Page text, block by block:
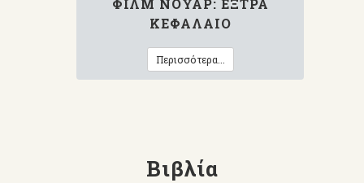
ΚΕΦΆΛΑΙΟ
Περισσότερα...
Βιβλία